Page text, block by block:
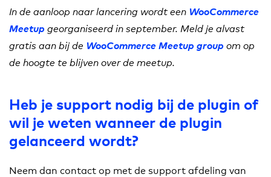
In de aanloop naar lancering wordt een WooCommerce
Meetupgeorganiseerd in september. Meld je alvast
gratis aan bij de WooCommerce Meetup groupom op
de hoogte te blijven over de meetup.
Heb je support nodig bij de plugin of
wil je weten wanneer de plugin
gelanceerd wordt?
Neem dan contact op met de support afdeling van